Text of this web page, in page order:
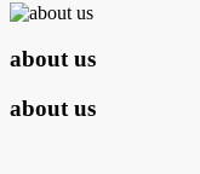
about us
about us